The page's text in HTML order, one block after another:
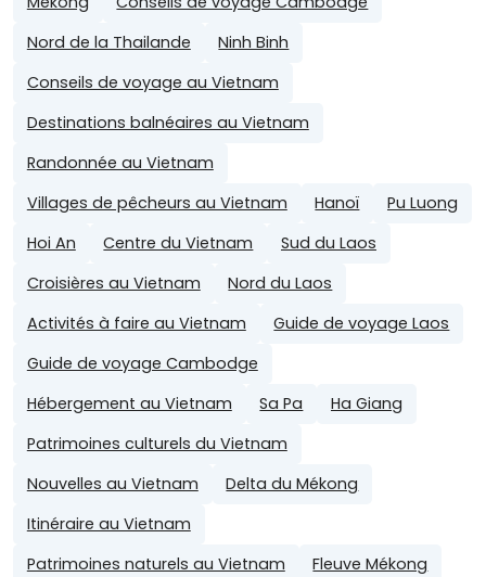
Nord de la Thailande
Ninh Binh
Conseils de voyage au Vietnam
Destinations balnéaires au Vietnam
Randonnée au Vietnam
Villages de pêcheurs au Vietnam
Hanoï
Pu Luong
Hoi An
Centre du Vietnam
Sud du Laos
Croisières au Vietnam
Nord du Laos
Activités à faire au Vietnam
Guide de voyage Laos
Guide de voyage Cambodge
Hébergement au Vietnam
Sa Pa
Ha Giang
Patrimoines culturels du Vietnam
Nouvelles au Vietnam
Delta du Mékong
Itinéraire au Vietnam
Patrimoines naturels au Vietnam
Fleuve Mékong